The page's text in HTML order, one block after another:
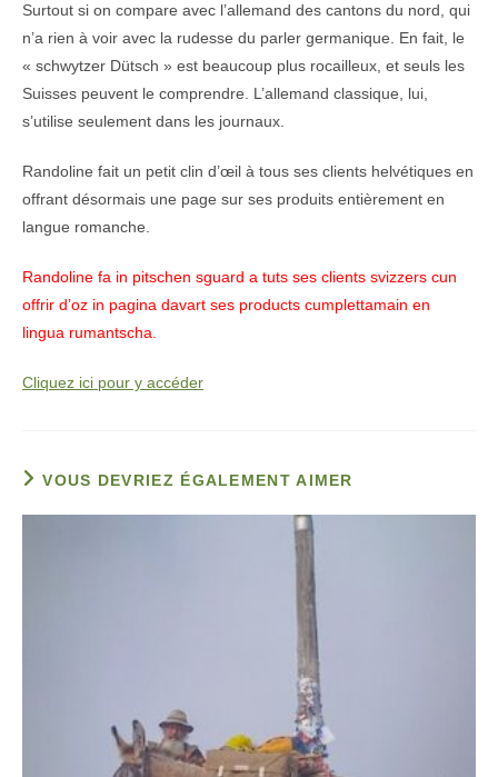
Surtout si on compare avec l’allemand des cantons du nord, qui
n’a rien à voir avec la rudesse du parler germanique. En fait, le
« schwytzer Dütsch » est beaucoup plus rocailleux, et seuls les
Suisses peuvent le comprendre. L’allemand classique, lui,
s’utilise seulement dans les journaux.
Randoline fait un petit clin d’œil à tous ses clients helvétiques en
offrant désormais une page sur ses produits entièrement en
langue romanche.
Randoline fa in pitschen sguard a tuts ses clients svizzers cun
offrir d’oz in pagina davart ses products cumplettamain en
lingua rumantscha.
Cliquez ici pour y accéder
VOUS DEVRIEZ ÉGALEMENT AIMER